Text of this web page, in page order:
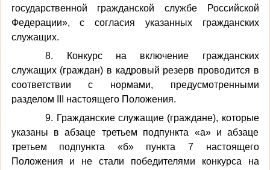
государственной гражданской службе Российской
Федерации», с согласия указанных гражданских
служащих.
8. Конкурс на включение гражданских
служащих (граждан) в кадровый резерв проводится в
соответствии с нормами, предусмотренными
разделом III настоящего Положения.
9. Гражданские служащие (граждане), которые
указаны в абзаце третьем подпункта «а» и абзаце
третьем подпункта «б» пункта 7 настоящего
Положения и не стали победителями конкурса на